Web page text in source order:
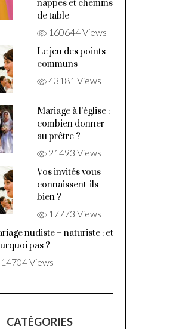
nappes et chemins
de table
160644 Views
Le jeu des points
communs
43181 Views
Mariage à l’église :
combien donner
au prêtre ?
21493 Views
Vos invités vous
connaissent-ils
bien ?
17773 Views
nudiste – naturiste : et
pas ?
14704 Views
CATÉGORIES